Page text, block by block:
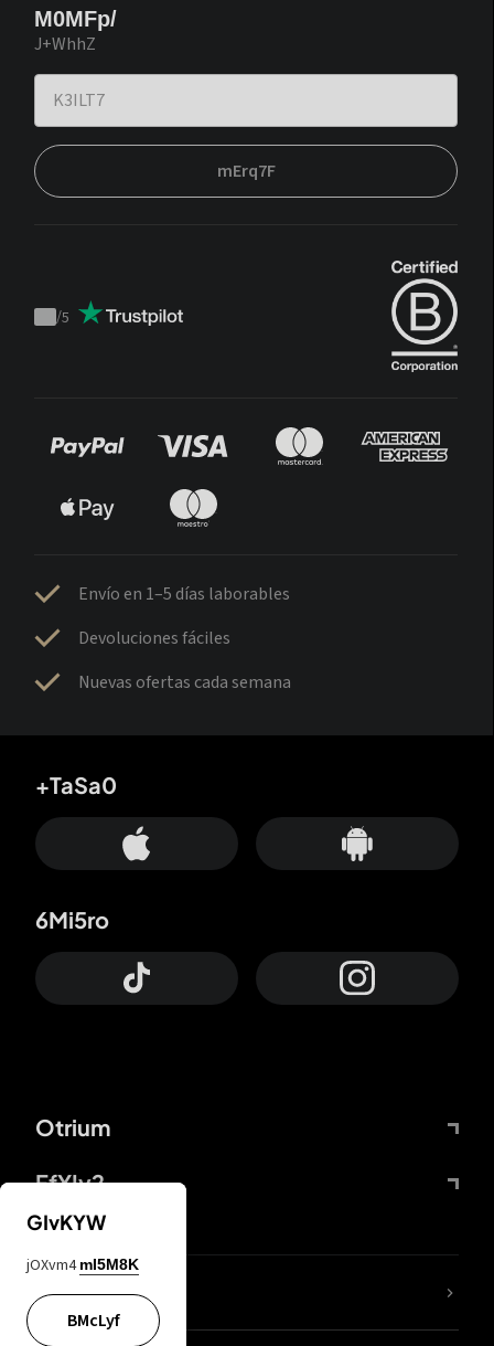
M0MFp/
J+WhhZ
mErq7F
Trustpilot
/5
Envío en 1–5 días laborables
Devoluciones fáciles
Nuevas ofertas cada semana
Otrium
FfYIy2
+TaSa0
6Mi5ro
65A04M
GIvKYW
jOXvm4 mI5M8K
BMcLyf